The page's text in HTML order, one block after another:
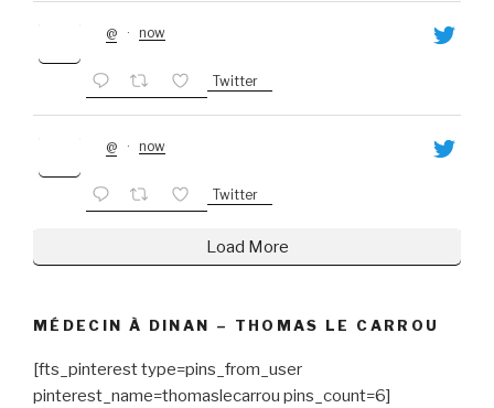
@ · now
Twitter
@ · now
Twitter
Load More
MÉDECIN À DINAN – THOMAS LE CARROU
[fts_pinterest type=pins_from_user
pinterest_name=thomaslecarrou pins_count=6]